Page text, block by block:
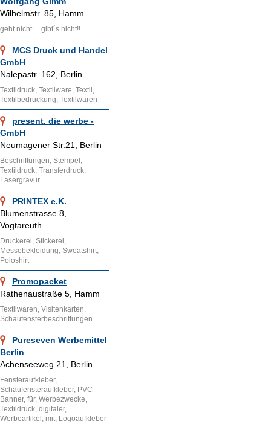
Wilhelmstr. 85, Hamm
geht nicht… gibt´s nicht!!
MCS Druck und Handel
GmbH
Nalepastr. 162, Berlin
Textildruck, Textilware, Textil,
Textilbedruckung, Textilwaren
present. die werbe -
GmbH
Neumagener Str.21, Berlin
Beschriftungen, Stempel,
Textildruck, Transferdruck,
Lasergravur
PRINTEX e.K.
Blumenstrasse 8,
Vogtareuth
Druckerei, Stickerei,
Messebekleidung, Sweatshirt,
Poloshirt
Promopacket
Rathenaustraße 5, Hamm
Textilwaren, Visitenkarten,
Schaufensterbeschriftungen
Pureseven Werbemittel
Berlin
Achenseeweg 21, Berlin
Fensteraufkleber,
Schaufensteraufkleber, PVC-
Banner, für, Werbezwecke,
Textildruck, digitaler,
Werbeartikel, mit, Logoaufkleber